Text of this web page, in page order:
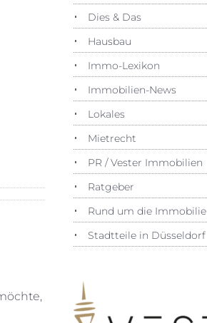
Dies & Das
Hausbau
Immo-Lexikon
Immobilien-News
Lokales
Mietrecht
PR / Vester Immobilien
Ratgeber
Rund um die Immobilie
Stadtteile in Düsseldorf